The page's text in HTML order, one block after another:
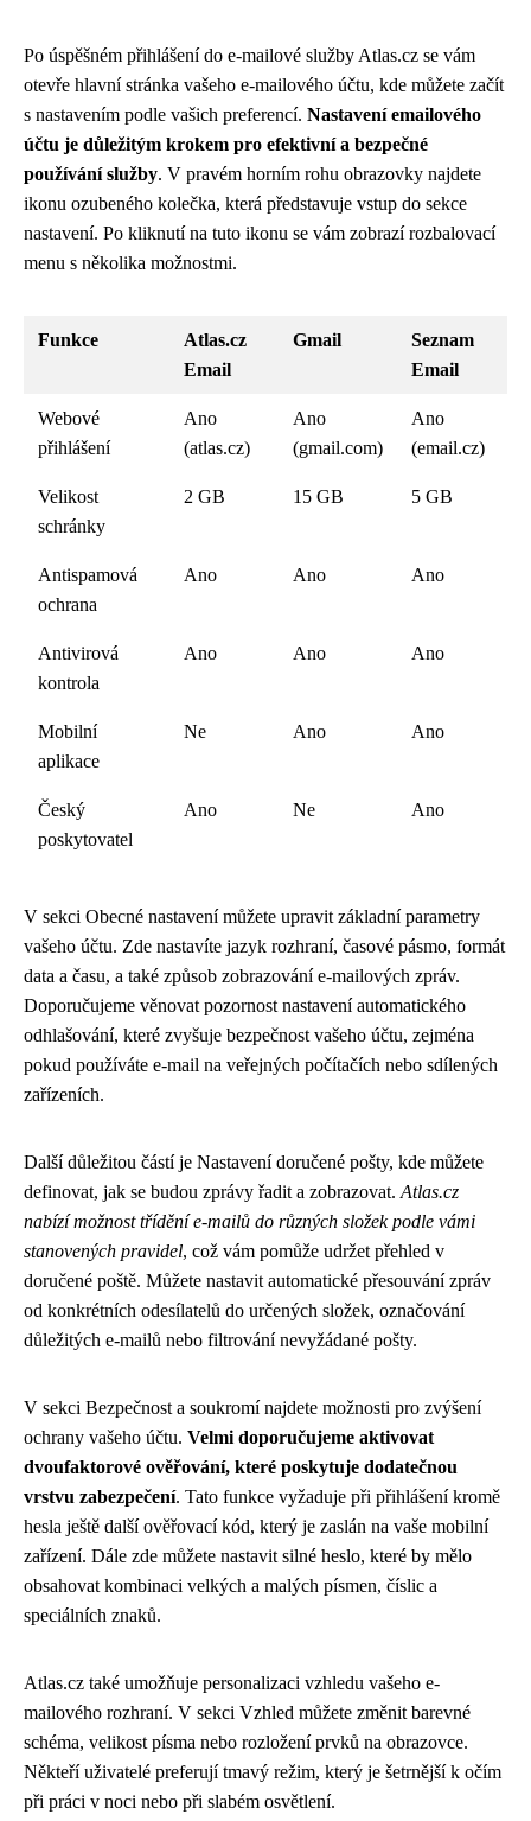
Po úspěšném přihlášení do e-mailové služby Atlas.cz se vám
otevře hlavní stránka vašeho e-mailového účtu, kde můžete začít
s nastavením podle vašich preferencí. Nastavení emailového
účtu je důležitým krokem pro efektivní a bezpečné
používání služby. V pravém horním rohu obrazovky najdete
ikonu ozubeného kolečka, která představuje vstup do sekce
nastavení. Po kliknutí na tuto ikonu se vám zobrazí rozbalovací
menu s několika možnostmi.
Funkce
Atlas.cz
Email
Gmail
Seznam
Email
Webové
přihlášení
Ano
(atlas.cz)
Ano
(gmail.com)
Ano
(email.cz)
Velikost
schránky
2 GB 15 GB 5 GB
Antispamová
ochrana
Ano Ano Ano
Antivirová
kontrola
Ano Ano Ano
Mobilní
aplikace
Ne Ano Ano
Český
poskytovatel
Ano Ne Ano
V sekci Obecné nastavení můžete upravit základní parametry
vašeho účtu. Zde nastavíte jazyk rozhraní, časové pásmo, formát
data a času, a také způsob zobrazování e-mailových zpráv.
Doporučujeme věnovat pozornost nastavení automatického
odhlašování, které zvyšuje bezpečnost vašeho účtu, zejména
pokud používáte e-mail na veřejných počítačích nebo sdílených
zařízeních.
Další důležitou částí je Nastavení doručené pošty, kde můžete
definovat, jak se budou zprávy řadit a zobrazovat. Atlas.cz
nabízí možnost třídění e-mailů do různých složek podle vámi
stanovených pravidel, což vám pomůže udržet přehled v
doručené poště. Můžete nastavit automatické přesouvání zpráv
od konkrétních odesílatelů do určených složek, označování
důležitých e-mailů nebo filtrování nevyžádané pošty.
V sekci Bezpečnost a soukromí najdete možnosti pro zvýšení
ochrany vašeho účtu. Velmi doporučujeme aktivovat
dvoufaktorové ověřování, které poskytuje dodatečnou
vrstvu zabezpečení. Tato funkce vyžaduje při přihlášení kromě
hesla ještě další ověřovací kód, který je zaslán na vaše mobilní
zařízení. Dále zde můžete nastavit silné heslo, které by mělo
obsahovat kombinaci velkých a malých písmen, číslic a
speciálních znaků.
Atlas.cz také umožňuje personalizaci vzhledu vašeho e-
mailového rozhraní. V sekci Vzhled můžete změnit barevné
schéma, velikost písma nebo rozložení prvků na obrazovce.
Někteří uživatelé preferují tmavý režim, který je šetrnější k očím
při práci v noci nebo při slabém osvětlení.